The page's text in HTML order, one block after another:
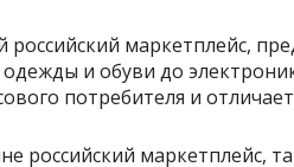
российский маркетплейс,
и обуви до
потребителя и
российский маркетплейс,